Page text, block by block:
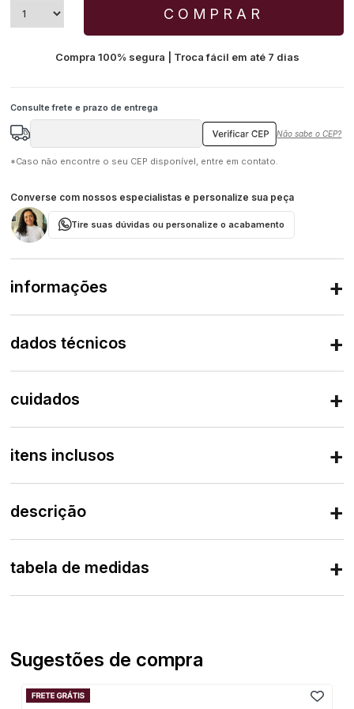
informações
dados técnicos
cuidados
itens inclusos
descrição
tabela de medidas
COMPRAR
Compra 100% segura | Troca fácil em até 7 dias
Não sabe o CEP?
*Caso não encontre o seu CEP disponível, entre em contato.
Converse com nossos especialistas e personalize sua peça
Tire suas dúvidas ou personalize o acabamento
Sugestões de compra